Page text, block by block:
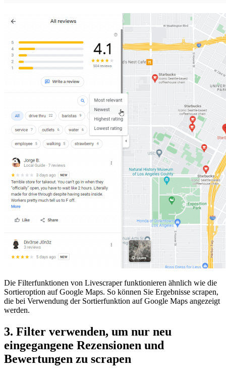
Die Filterfunktionen von Livescraper funktionieren ähnlich wie die
Sortieroption auf Google Maps. So können Sie Ergebnisse scrapen,
die bei Verwendung der Sortierfunktion auf Google Maps angezeigt
werden.
3. Filter verwenden, um nur neu
eingegangene Rezensionen und
Bewertungen zu scrapen